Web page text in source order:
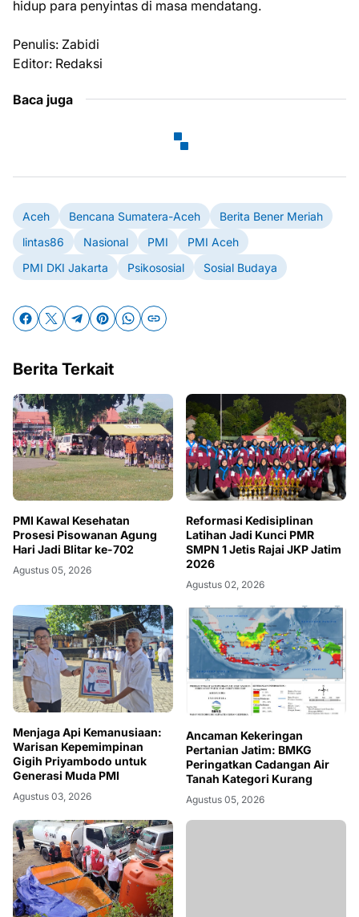
hidup para penyintas di masa mendatang.
Penulis: Zabidi
Editor: Redaksi
Baca juga
Aceh Bencana Sumatera-Aceh
Berita Bener Meriah
lintas86
Nasional PMI
PMI Aceh
PMI DKI Jakarta
Psikososial Sosial Budaya
Berita Terkait
PMI Kawal Kesehatan
Prosesi Pisowanan Agung
Hari Jadi Blitar ke-702
Agustus 05, 2026
Reformasi Kedisiplinan
Latihan Jadi Kunci PMR
SMPN 1 Jetis Rajai JKP Jatim
2026
Agustus 02, 2026
Menjaga Api Kemanusiaan:
Warisan Kepemimpinan
Gigih Priyambodo untuk
Generasi Muda PMI
Agustus 03, 2026
Ancaman Kekeringan
Pertanian Jatim: BMKG
Peringatkan Cadangan Air
Tanah Kategori Kurang
Agustus 05, 2026